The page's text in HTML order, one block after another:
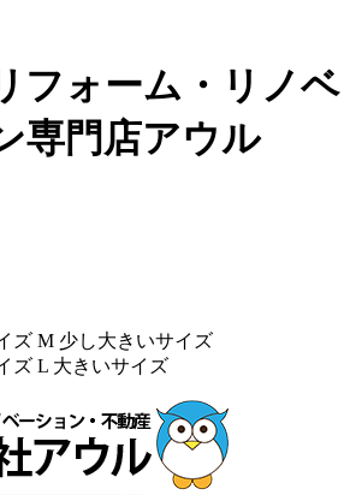
フォーム・リノベ
専門店アウル